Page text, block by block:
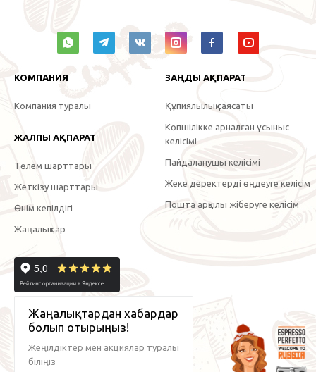
КОМПАНИЯ
Компания туралы
ЖАЛПЫ АҚПАРАТ
Төлем шарттары
Жеткізу шарттары
Өнім кепілдігі
Жаңалықтар
ЗАҢДЫ АҚПАРАТ
Құпиялылық саясаты
Көпшілікке арналған ұсыныс
келісімі
Пайдаланушы келісімі
Жеке деректерді өңдеуге келісім
Пошта арқылы жіберуге келісім
Жаңалықтардан хабардар
болып отырыңыз!
Жеңілдіктер мен акциялар туралы
біліңіз